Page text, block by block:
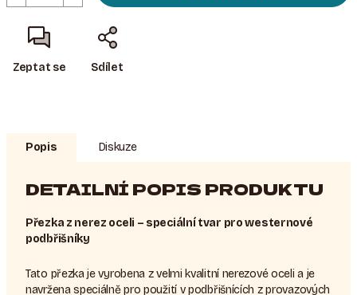
Zeptat se Sdílet
Popis Diskuze
DETAILNÍ POPIS PRODUKTU
Přezka z nerez oceli – speciální tvar pro westernové
podbřišníky
Tato přezka je vyrobena z velmi kvalitní nerezové oceli a je
navržena speciálně pro použití v podbřišnících z provazových